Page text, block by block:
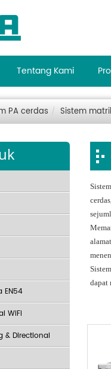
Tentang Kami
PA cerdas Sistem
EN54
WiFi
& Directional
dapat